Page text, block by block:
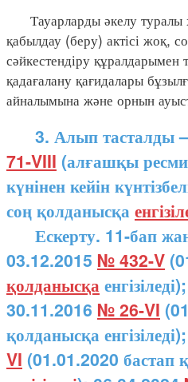
Тауарларды әкелу туралы
қабылдау (беру) актісі жоқ,
сәйкестендіру
қадағалану қағидалары
айналымына және орнын
3. Алып тасталды
71-VIII (алғашқы
күнінен кейін
соң қолданысқа
Ескерту. 11-бап
03.12.2015 № 432-V
қолданысқа
30.11.2016 № 26-VI
қолданысқа
VI (01.01.2020 бастап